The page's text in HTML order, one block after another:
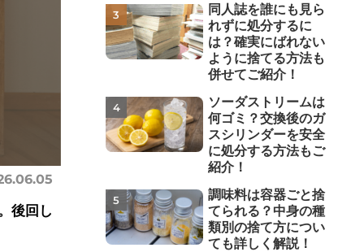
後回し
同人誌を誰にも見ら
れずに処分するに
は？確実にばれない
ように捨てる方法も
併せてご紹介！
ソーダストリームは
何ゴミ？交換後のガ
スシリンダーを安全
に処分する方法もご
紹介！
調味料は容器ごと捨
てられる？中身の種
類別の捨て方につい
ても詳しく解説！